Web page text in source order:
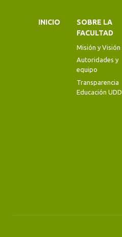
INICIO
SOBRE LA
FACULTAD
Misión y Visión
Autoridades y
equipo
Transparencia
Educación UDD